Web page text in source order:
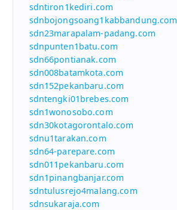
sdntiron1kediri.com
sdnbojongsoang1kabbandung.com
sdn23marapalam-padang.com
sdnpunten1batu.com
sdn66pontianak.com
sdn008batamkota.com
sdn152pekanbaru.com
sdntengki01brebes.com
sdn1wonosobo.com
sdn30kotagorontalo.com
sdnu1tarakan.com
sdn64-parepare.com
sdn011pekanbaru.com
sdn1pinangbanjar.com
sdntulusrejo4malang.com
sdnsukaraja.com